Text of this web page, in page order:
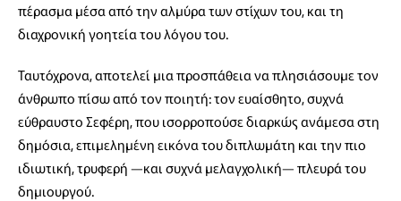
πέρασμα μέσα από την αλμύρα των στίχων του, και τη
διαχρονική γοητεία του λόγου του.
Ταυτόχρονα, αποτελεί μια προσπάθεια να πλησιάσουμε τον
άνθρωπο πίσω από τον ποιητή: τον ευαίσθητο, συχνά
εύθραυστο Σεφέρη, που ισορροπούσε διαρκώς ανάμεσα στη
δημόσια, επιμελημένη εικόνα του διπλωμάτη και την πιο
ιδιωτική, τρυφερή —και συχνά μελαγχολική— πλευρά του
δημιουργού.